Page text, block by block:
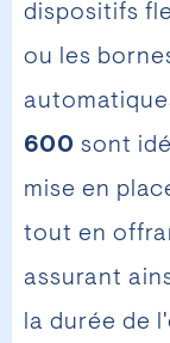
dispositifs
ou les
600 sont
mise en
tout en
assurant
la durée de